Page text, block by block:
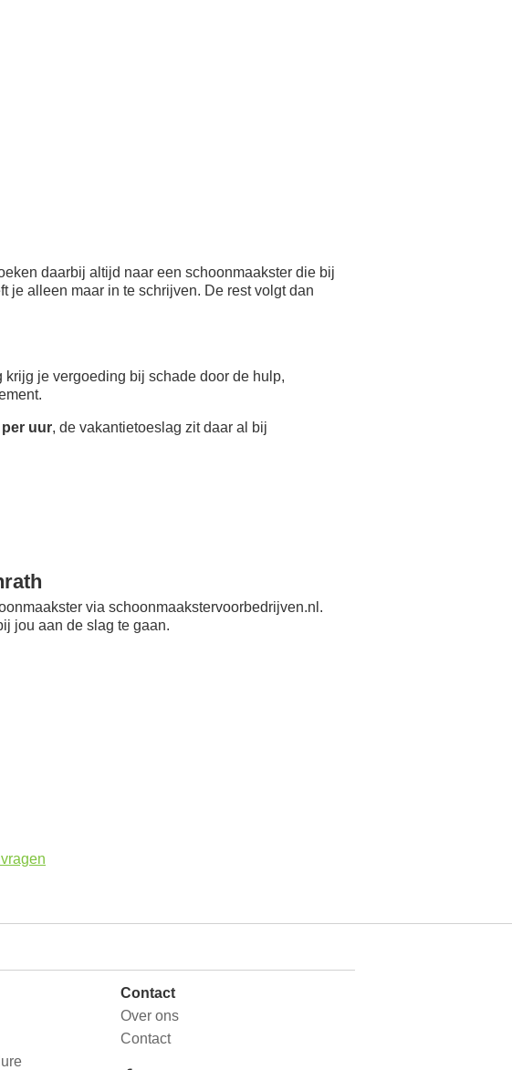
daarbij altijd naar een schoonmaakster die bij
je alleen maar in te schrijven. De rest volgt dan
krijg je vergoeding bij schade door de hulp,
per uur, de vakantietoeslag zit daar al bij
via schoonmaakstervoorbedrijven.nl.
jou aan de slag te gaan.
Contact
Over ons
Contact